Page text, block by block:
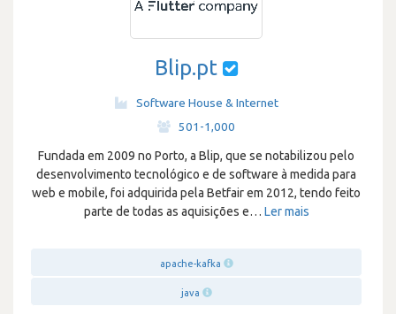
Blip.pt
Software House & Internet
501-1,000
Fundada em 2009 no Porto, a Blip, que se notabilizou pelo
desenvolvimento tecnológico e de software à medida para
web e mobile, foi adquirida pela Betfair em 2012, tendo feito
parte de todas as aquisições e… Ler mais
apache-kafka
java